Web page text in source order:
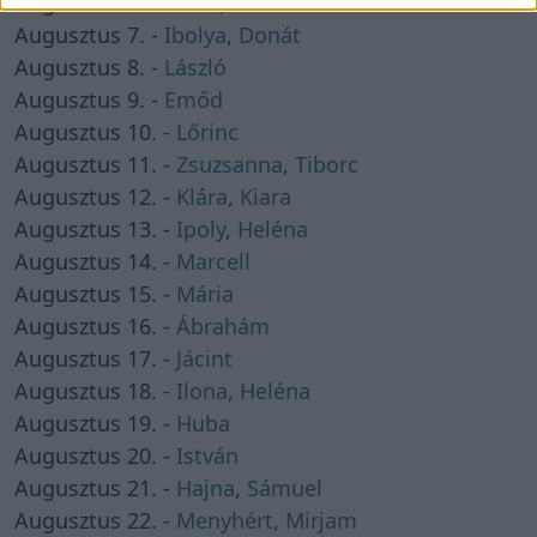
Augusztus 7. - Ibolya, Donát
Augusztus 8. - László
Augusztus 9. - Emőd
Augusztus 10. - Lőrinc
Augusztus 11. - Zsuzsanna, Tiborc
Augusztus 12. - Klára, Kiara
Augusztus 13. - Ipoly, Heléna
Augusztus 14. - Marcell
Augusztus 15. - Mária
Augusztus 16. - Ábrahám
Augusztus 17. - Jácint
Augusztus 18. - Ilona, Heléna
Augusztus 19. - Huba
Augusztus 20. - István
Augusztus 21. - Hajna, Sámuel
Augusztus 22. - Menyhért, Mirjam